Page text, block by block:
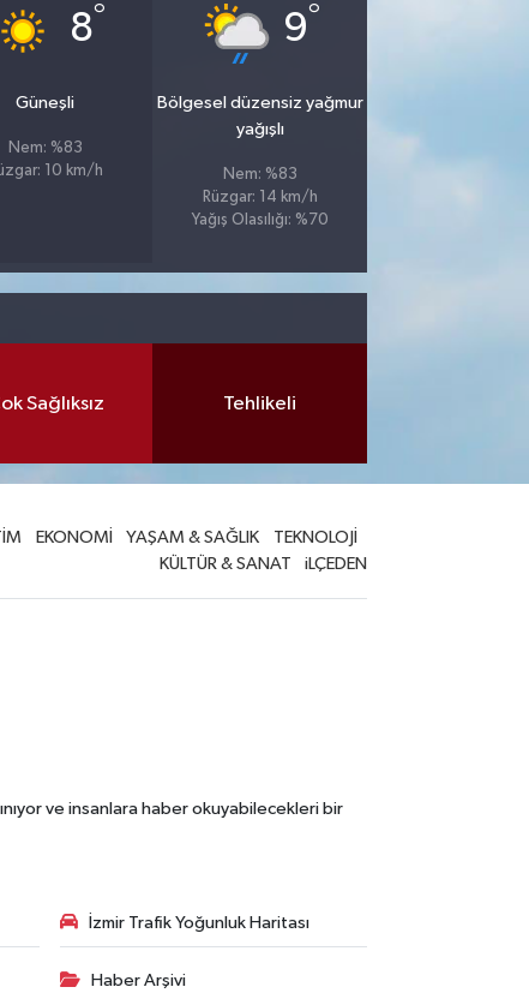
8°
Güneşli
Nem: %83
10 km/h
9°
Bölgesel düzensiz yağmur
yağışlı
Nem: %83
Rüzgar: 14 km/h
Yağış Olasılığı: %70
Sağlıksız Tehlikeli
EKONOMİ YAŞAM & SAĞLIK
TEKNOLOJİ
KÜLTÜR & SANAT
iLÇEDEN
ve insanlara haber okuyabilecekleri bir
İzmir Trafik Yoğunluk Haritası
Haber Arşivi